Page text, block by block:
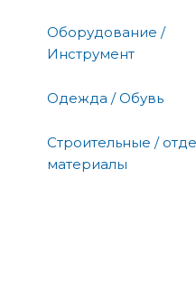
Оборудование /
Инструмент
Одежда / Обувь
Строительные /
материалы